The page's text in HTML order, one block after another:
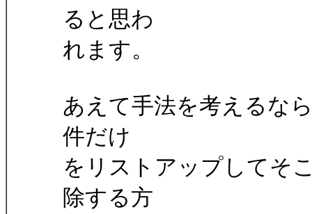
ると思わ
れます。
あえて手法を考えるな
件だけ
をリストアップしてそ
除する方